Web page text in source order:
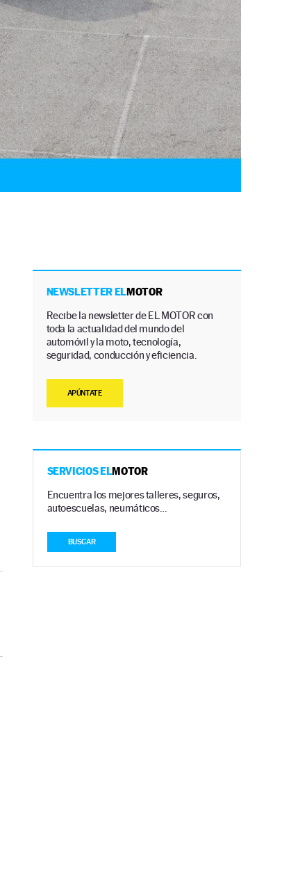
NEWSLETTER ELMOTOR
Recibe la newsletter de EL MOTOR con
toda la actualidad del mundo del
automóvil y la moto, tecnología,
seguridad, conducción y eficiencia.
APÚNTATE
SERVICIOS ELMOTOR
Encuentra los mejores talleres, seguros,
autoescuelas, neumáticos…
BUSCAR